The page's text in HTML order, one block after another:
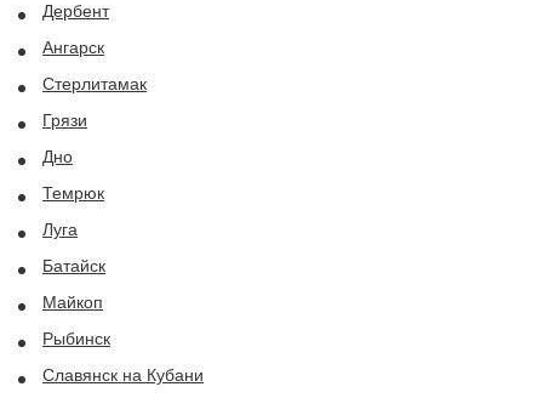
Дербент
Ангарск
Стерлитамак
Грязи
Дно
Темрюк
Луга
Батайск
Майкоп
Рыбинск
Славянск на Кубани